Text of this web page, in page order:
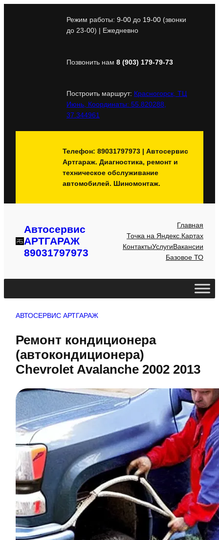
Режим работы: 9-00 до 19-00 (звонки
до 23-00) | Ежедневно
Позвонить нам 8 (903) 179-79-73
Построить маршрут: Красногорск, ТЦ
Июнь, Координаты: 55.820288,
37.344961
Телефон: 89031797973 | Автосервис
Артгараж. Диагностика, ремонт и
техническое обслуживание
автомобилей. Шиномонтаж.
Автосервис
АРТГАРАЖ
89031797973
Главная
Точка на Яндекс.Картах
КонтактыУслугиВакансии
Базовое ТО
АВТОСЕРВИС АРТГАРАЖ
Ремонт кондиционера
(автокондиционера)
Chevrolet Avalanche 2002 2013